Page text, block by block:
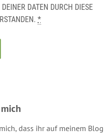
DATEN DURCH DIESE
*
dass ihr auf meinem Blog